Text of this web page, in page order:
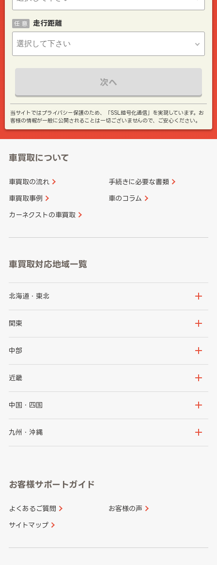
走行距離
任 意
次へ
当サイトではプライバシー保護のため、「SSL暗号化通信」を実現しています。お
客様の情報が一般に公開されることは一切ございませんので、ご安心ください。
車買取について
車買取の流れ 手続きに必要な書類
車買取事例 車のコラム
カーネクストの車買取
車買取対応地域一覧
北海道・東北
北海道
岩手県
秋田県
関東
茨城県
群馬県
千葉県
中部
新潟県
石川県
山梨県
愛知県
近畿
大阪府
京都府
和歌山県
中国・四国
鳥取県
山口県
香川県 愛媛県
九州・沖縄
長崎県
大分県 宮崎県
お客様サポートガイド
よくあるご質問 お客様の声
サイトマップ